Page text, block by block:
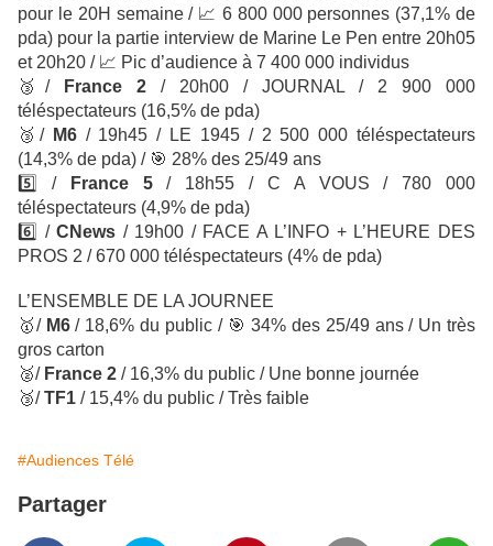
pour le 20H semaine / 📈 6 800 000 personnes (37,1% de
pda) pour la partie interview de Marine Le Pen entre 20h05
et 20h20 / 📈 Pic d’audience à 7 400 000 individus
🥉 / France 2 / 20h00 / JOURNAL / 2 900 000
téléspectateurs (16,5% de pda)
🥉 / M6 / 19h45 / LE 1945 / 2 500 000 téléspectateurs
(14,3% de pda) / 🎯 28% des 25/49 ans
5️⃣ / France 5/ 18h55 / C A VOUS / 780 000
téléspectateurs (4,9% de pda)
6️⃣ /CNews / 19h00 / FACE A L’INFO + L’HEURE DES
PROS 2 / 670 000 téléspectateurs (4% de pda)
L’ENSEMBLE DE LA JOURNEE
🥇/M6/ 18,6% du public / 🎯 34% des 25/49 ans / Un très
gros carton
🥈/ France 2 / 16,3% du public / Une bonne journée
🥉/TF1 / 15,4% du public / Très faible
#Audiences Télé
Partager